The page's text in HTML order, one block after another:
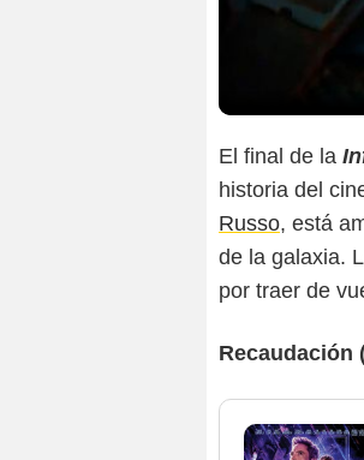
El final de la
historia del
Russo, está
de la galaxia.
por traer de
Recaudación